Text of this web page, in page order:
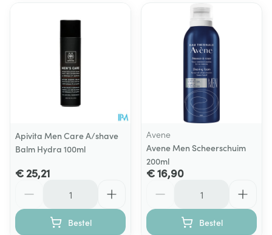
Apivita Men Care A/shave
Balm Hydra 100ml
€ 25,21
Bestel
Avene
Avene Men Scheerschuim
200ml
€ 16,90
Bestel